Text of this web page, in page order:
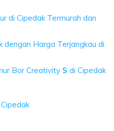
di Cipedak Termurah dan
dengan Harga Terjangkau di
Bor Creativity S di Cipedak